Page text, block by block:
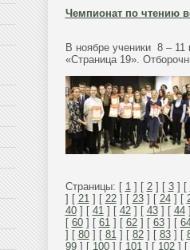
Чемпионат по чтению
В ноябре ученики 8 – 11
«Страница 19».
Страницы: [ 1 ] [ 2] [ 3] [
] [ 21 ] [ 22] [ 23] [ 24] [
40] [ 41 ] [ 42] [ 43] [ 44
[ 60] [ 61 ] [ 62] [ 63] [
] [ 80] [ 81 ] [ 82] [ 83] [
99] [ 100] [ 101 ] [ 102] [